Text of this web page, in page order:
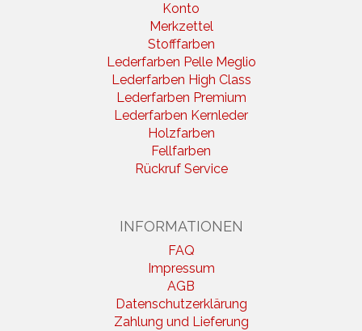
Konto
Merkzettel
Stofffarben
Lederfarben Pelle Meglio
Lederfarben High Class
Lederfarben Premium
Lederfarben Kernleder
Holzfarben
Fellfarben
Rückruf Service
INFORMATIONEN
FAQ
Impressum
AGB
Datenschutzerklärung
Zahlung und Lieferung